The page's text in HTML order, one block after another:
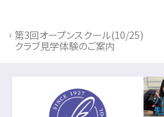
‹ 第3回オープンスクール(10/25)
クラブ見学体験のご案内